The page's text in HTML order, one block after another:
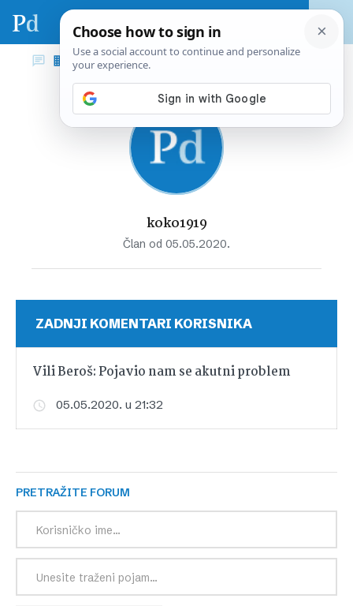
koko1919
Član od 05.05.2020.
ZADNJI KOMENTARI KORISNIKA
Vili Beroš: Pojavio nam se akutni problem
05.05.2020. u 21:32
PRETRAŽITE FORUM